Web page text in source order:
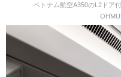
ベトナム航空A350のL2ドア